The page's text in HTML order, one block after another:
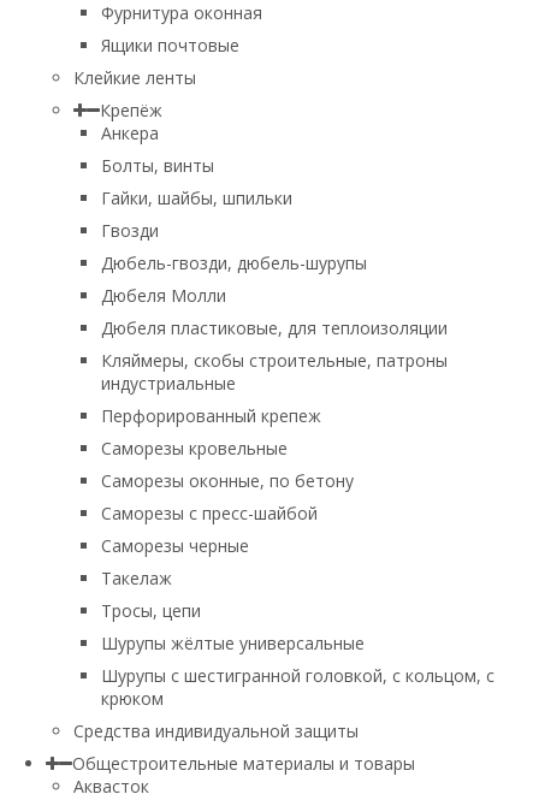
Фурнитура оконная
Ящики почтовые
Клейкие ленты
Крепёж
Анкера
Болты, винты
Гайки, шайбы, шпильки
Гвозди
Дюбель-гвозди, дюбель-шурупы
Дюбеля Молли
Дюбеля пластиковые, для теплоизоляции
Кляймеры, скобы строительные, патроны
индустриальные
Перфорированный крепеж
Саморезы кровельные
Саморезы оконные, по бетону
Саморезы с пресс-шайбой
Саморезы черные
Такелаж
Тросы, цепи
Шурупы жёлтые универсальные
Шурупы с шестигранной головкой, с кольцом, с
крюком
Средства индивидуальной защиты
Общестроительные материалы и товары
Аквасток